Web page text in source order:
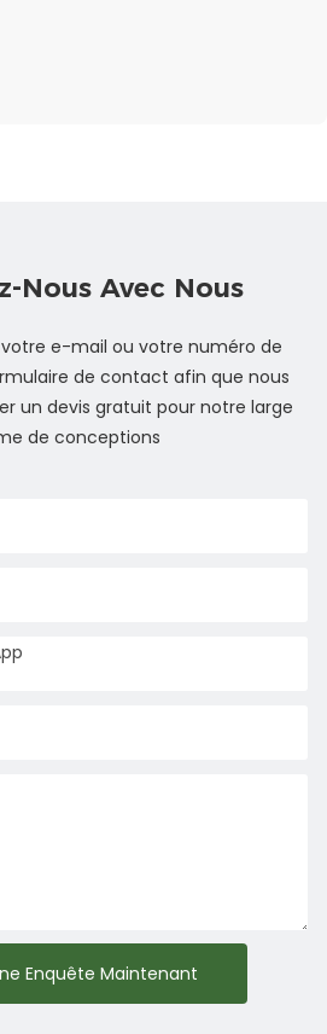
Nous Avec Nous
e-mail ou votre numéro de
de contact afin que nous
un devis gratuit pour notre large
de conceptions
Enquête Maintenant